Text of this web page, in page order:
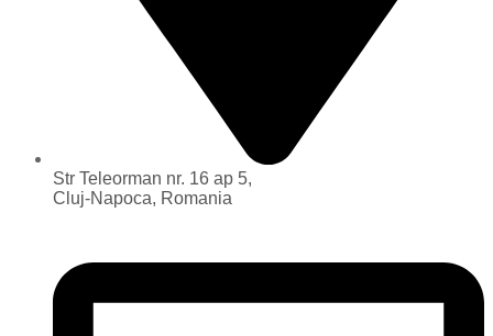
Str Teleorman nr. 16 ap 5,
Cluj-Napoca, Romania